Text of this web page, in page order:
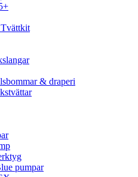
Tvättkit
& draperi
pumpar